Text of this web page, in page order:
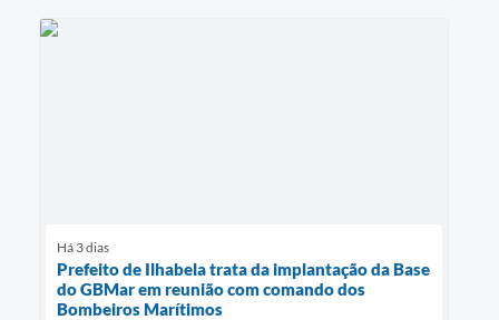
Há 3 dias
Prefeito de Ilhabela trata da implantação da Base
do GBMar em reunião com comando dos
Bombeiros Marítimos